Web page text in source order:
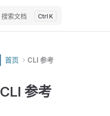
搜索文档 K
首页 CLI 参考
CLI 参考